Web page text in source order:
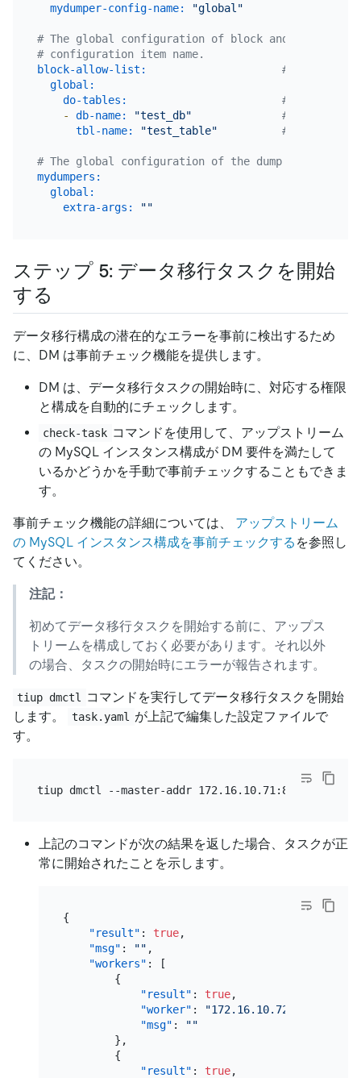
mydumper-config-name: "global"
# The global configuration of block and allow
# configuration item name.
block-allow-list:
# Use
global:
do-tables:
# The
-
db-name: "test_db"
# The
tbl-name:
"test_table" # The
# The global configuration of the dump unit.
mydumpers:
global:
extra-args:
""
ステップ 5: データ移行タスクを開始
する
データ移行構成の潜在的なエラーを事前に検出するため
に、DM は事前チェック機能を提供します。
DM は、データ移行タスクの開始時に、対応する権限
と構成を自動的にチェックします。
check-task コマンドを使用して、アップストリーム
の MySQL インスタンス構成が DM 要件を満たして
いるかどうかを手動で事前チェ​​ックすることもできま
す。
事前チェック機能の詳細については、 アップストリーム
の MySQL インスタンス構成を事前チェックする を参照し
てください。
注記：
初めてデータ移行タスクを開始する前に、アップス
トリームを構成しておく必要があります。それ以外
の場合、タスクの開始時にエラーが報告されます。
tiup dmctl
コマンドを実行してデータ移行タスクを開始
します。
task.yaml
が上記で編集した設定ファイルで
す。
上記のコマンドが次の結果を返した場合、タスクが正
常に開始されたことを示します。
{
"result" : true,
"msg" : "" ,
"workers" :
[
{
"result" : true,
"worker" : "172.16.10.72:8262"
"msg" :
""
} ,
{
"result" : true,